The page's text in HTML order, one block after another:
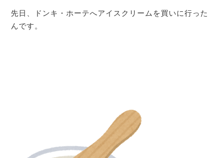
先日、ドンキ・ホーテへアイスクリームを買いに行った
んです。